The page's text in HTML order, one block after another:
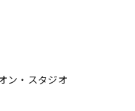
ン・スタジオ